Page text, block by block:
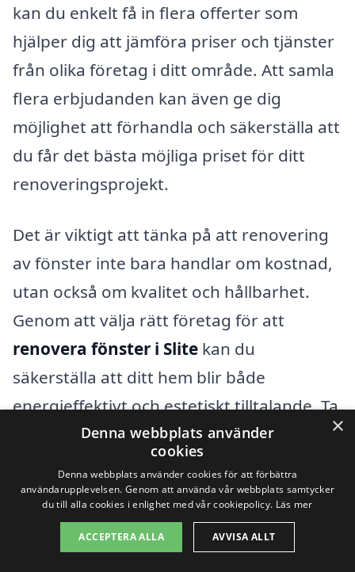
kan du enkelt få in flera offerter som
hjälper dig att jämföra priser och tjänster
från olika företag i ditt område. Att samla
flera erbjudanden kan även ge dig
möjlighet att förhandla och säkerställa att
du får det bästa möjliga priset för ditt
renoveringsprojekt.
Det är viktigt att tänka på att renovering
av fönster inte bara handlar om kostnad,
utan också om kvalitet och hållbarhet.
Genom att välja rätt företag för att
renovera fönster i Slite kan du
säkerställa att ditt hem blir både
energieffektivt och estetiskt tilltalande. Ta
steget mot en bättre boendemiljö och
kontakta oss idag för att komma igång!
Få 3 erbjudanden, gratis och utan
förpliktelser
×
Denna webbplats använder
cookies
Denna webbplats använder cookies för att förbättra
användarupplevelsen. Genom att använda vår webbplats samtycker
du till alla cookies i enlighet med vår cookiepolicy. Läs mer
ACCEPTERA ALLA AVVISA ALLT